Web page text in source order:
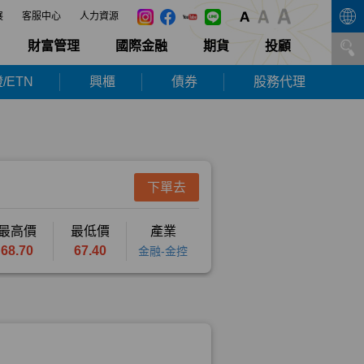
客服中心 人力資源
財富管理 國際金融 期貨 投顧
ETN 興櫃 債券 股務代理